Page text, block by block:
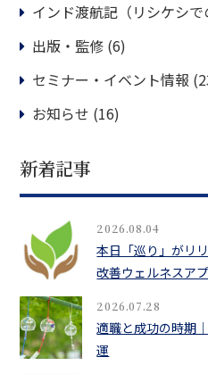
インド渡航記（リシケシで
出版・監修 (6)
セミナー・イベント情報
お知らせ (16)
新着記事
2026.08.04
本日「巡り」がリ
改善ウェルネスア
2026.07.28
適職と成功の時期
運